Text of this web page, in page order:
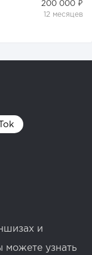
200 000 ₽
12 месяцев
и
можете узнать